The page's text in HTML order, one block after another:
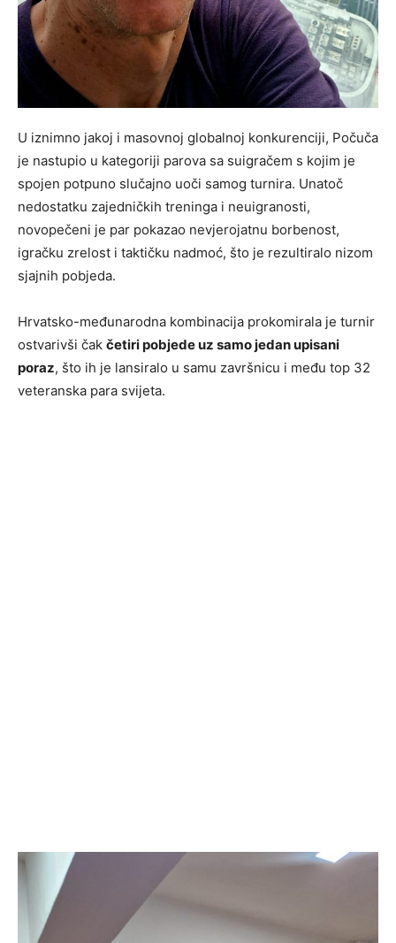
​U iznimno jakoj i masovnoj globalnoj konkurenciji, Počuča
je nastupio u kategoriji parova sa suigračem s kojim je
spojen potpuno slučajno uoči samog turnira. Unatoč
nedostatku zajedničkih treninga i neuigranosti,
novopečeni je par pokazao nevjerojatnu borbenost,
igračku zrelost i taktičku nadmoć, što je rezultiralo nizom
sjajnih pobjeda.
​Hrvatsko-međunarodna kombinacija prokomirala je turnir
ostvarivši čak četiri pobjede uz samo jedan upisani
poraz, što ih je lansiralo u samu završnicu i među top 32
veteranska para svijeta.